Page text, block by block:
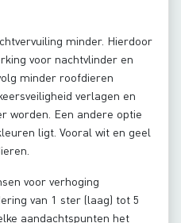
minder. Hierdoor
voor nachtvlinder en
minder roofdieren
verlagen en
worden. Een andere optie
ligt. Vooral wit en geel
voor verhoging
van 1 ster (laag) tot 5
aandachtspunten het